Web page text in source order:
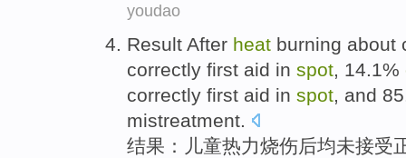
youdao
Result After heat burning about
correctly first aid in spot, 14.1%
correctly first aid in spot, and
mistreatment.
结果 ： 儿童热力烧伤后均未接受